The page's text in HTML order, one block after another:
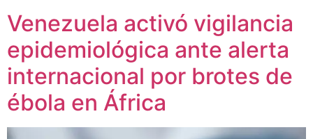
Venezuela activó vigilancia
epidemiológica ante alerta
internacional por brotes de
ébola en África